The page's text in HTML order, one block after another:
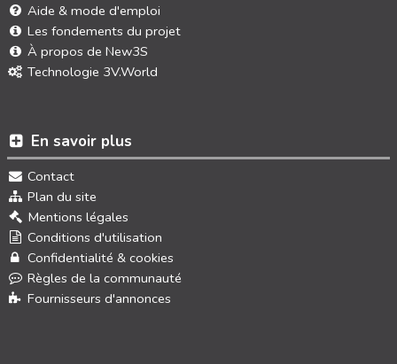
En savoir plus
Contact
Plan du site
Mentions légales
Conditions d'utilisation
Confidentialité & cookies
Règles de la communauté
Fournisseurs d'annonces
Aide & mode d'emploi
Les fondements du projet
À propos de New3S
Technologie 3V.World